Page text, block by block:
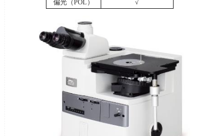
偏光（POL ） √